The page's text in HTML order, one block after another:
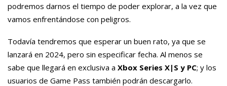
podremos darnos el tiempo de poder explorar, a la vez que
vamos enfrentándose con peligros.
Todavía tendremos que esperar un buen rato, ya que se
lanzará en 2024, pero sin especificar fecha. Al menos se
sabe que llegará en exclusiva a Xbox Series X|S y PC; y los
usuarios de Game Pass también podrán descargarlo.